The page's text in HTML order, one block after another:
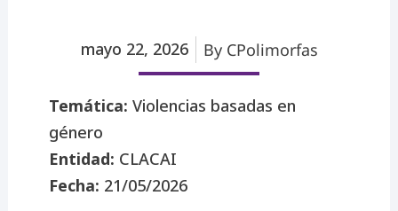
mayo 22, 2026 ByCPolimorfas
Temática:Violencias basadas en
género
Entidad:CLACAI
Fecha:21/05/2026